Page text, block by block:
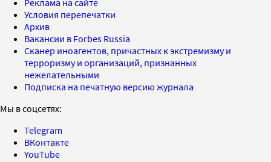
Реклама на сайте
Условия перепечатки
Архив
Вакансии в Forbes Russia
Сканер иноагентов, причастных к экстремизму и
терроризму и организаций, признанных
нежелательными
Подписка на печатную версию журнала
Мы в соцсетях:
Telegram
ВКонтакте
YouTube